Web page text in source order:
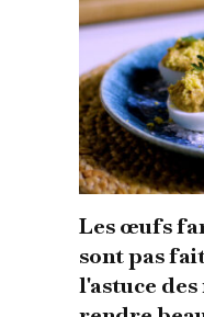
Les œufs
sont pas
l'astuce